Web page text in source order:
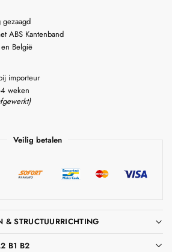
ABS Kantenband
België
importeur
weken
Veilig betalen
STRUCTUURRICHTING
B1 B2